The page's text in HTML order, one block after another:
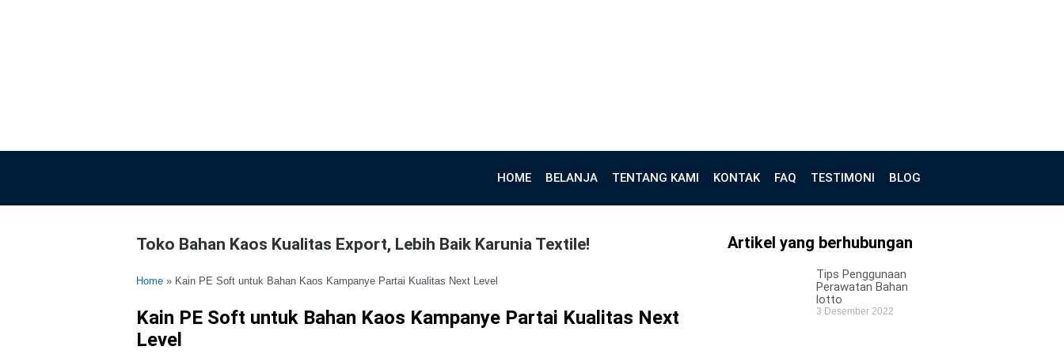
HOME BELANJA TENTANG KAMI KONTAK FAQ TESTIMONI BLOG
Toko Bahan Kaos Kualitas Export, Lebih Baik Karunia Textile!
Home » Kain PE Soft untuk Bahan Kaos Kampanye Partai Kualitas Next Level
Kain PE Soft untuk Bahan Kaos Kampanye Partai Kualitas Next
Level
Artikel yang berhubungan
Tips Penggunaan
Perawatan Bahan
lotto
3 Desember 2022